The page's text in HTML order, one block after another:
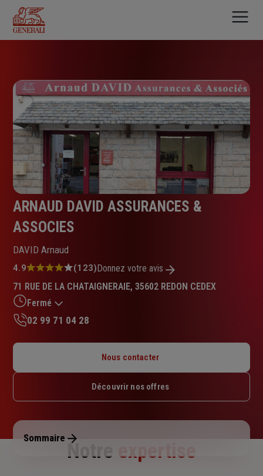
contenu
principal
ARNAUD DAVID ASSURANCES &
ASSOCIES
DAVID Arnaud
Note
4.9
sur
5
étoiles
4.9 (123)Donnez votre avis
71 RUE DE LA CHATAIGNERAIE, 35602 REDON CEDEX
Fermé
Mardi : 09h – 12h / 14h – 18h
Jeudi : 09h – 12h / 14h – 18h
Dimanche : Fermé
02 99 71 04 28
Nous contacter
Découvrir nos offres
Sommaire
Notre expertise